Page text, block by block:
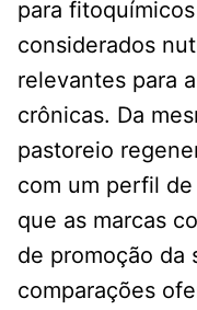
para
considerados
relevantes para
crônicas. Da
pastoreio
com um perfil
que as marcas
de promoção da
comparações